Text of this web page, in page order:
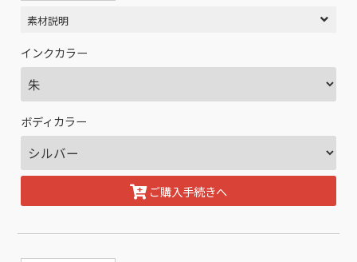
素材説明
インクカラー
ボディカラー
ご購入手続きへ